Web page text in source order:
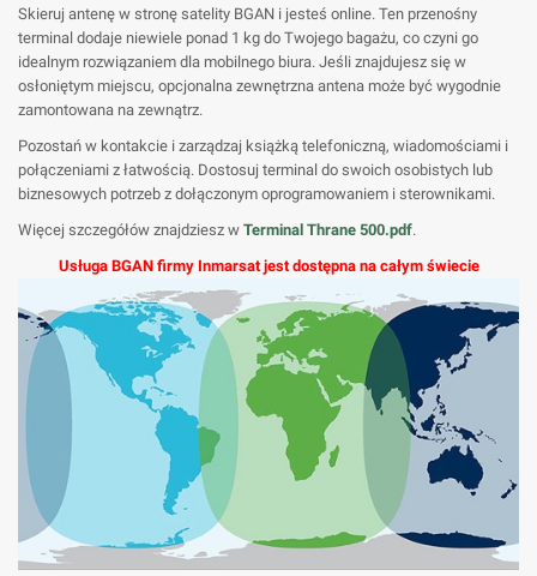
Skieruj antenę w stronę satelity BGAN i jesteś online. Ten przenośny
terminal dodaje niewiele ponad 1 kg do Twojego bagażu, co czyni go
idealnym rozwiązaniem dla mobilnego biura. Jeśli znajdujesz się w
osłoniętym miejscu, opcjonalna zewnętrzna antena może być wygodnie
zamontowana na zewnątrz.
Pozostań w kontakcie i zarządzaj książką telefoniczną, wiadomościami i
połączeniami z łatwością. Dostosuj terminal do swoich osobistych lub
biznesowych potrzeb z dołączonym oprogramowaniem i sterownikami.
Więcej szczegółów znajdziesz w Terminal Thrane 500.pdf.
Usługa BGAN firmy Inmarsat jest dostępna na całym świecie